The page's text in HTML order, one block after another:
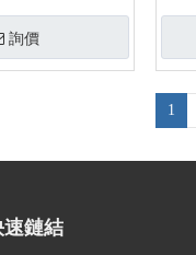
詢價
1
速鏈結